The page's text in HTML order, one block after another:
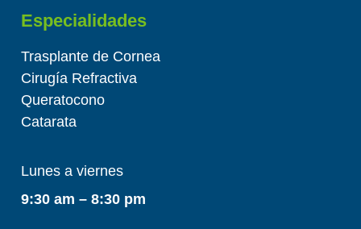
Especialidades
Trasplante de Cornea
Cirugía Refractiva
Queratocono
Catarata
Lunes a viernes
9:30 am – 8:30 pm